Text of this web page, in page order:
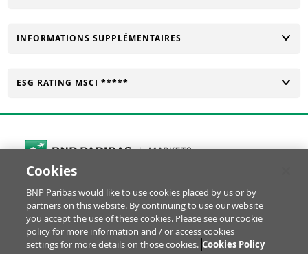
CHANGER
INFORMATIONS SUPPLÉMENTAIRES
CHANGER
ESG RATING MSCI *****
Cookies Settings
© BNP Paribas Produits de Bourse 2026
RéclamationGlossaireMentions Légales
Informations financièresPolitique Cookies
Notice Protection des Données
Cookies
BNP Paribas would like to use cookies placed by us or by
partners on this website. By continuing to use our website
you accept the use of these cookies. Please see our cookie
policy for more information and / or access cookies
settings for more details on those cookies. Cookies Policy